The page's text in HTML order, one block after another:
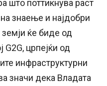
што поттикнува раст
знаење и најдобри
ќе биде од
G2G, црпејќи од
инфраструктурни
значи дека Владата